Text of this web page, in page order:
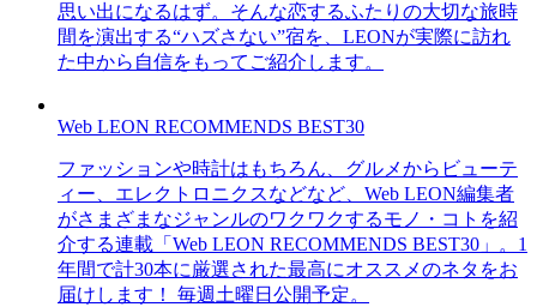
思い出になるはず。そんな恋するふたりの大切な旅時
間を演出する“ハズさない”宿を、LEONが実際に訪れ
た中から自信をもってご紹介します。
Web LEON RECOMMENDS BEST30
ファッションや時計はもちろん、グルメからビューテ
ィー、エレクトロニクスなどなど、Web LEON編集者
がさまざまなジャンルのワクワクするモノ・コトを紹
介する連載「Web LEON RECOMMENDS BEST30」。1
年間で計30本に厳選された最高にオススメのネタをお
届けします！ 毎週土曜日公開予定。